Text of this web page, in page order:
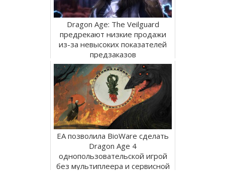
Dragon Age: The Veilguard
предрекают низкие продажи
из-за невысоких показателей
предзаказов
EA позволила BioWare сделать
Dragon Age 4
однопользовательской игрой
без мультиплеера и сервисной